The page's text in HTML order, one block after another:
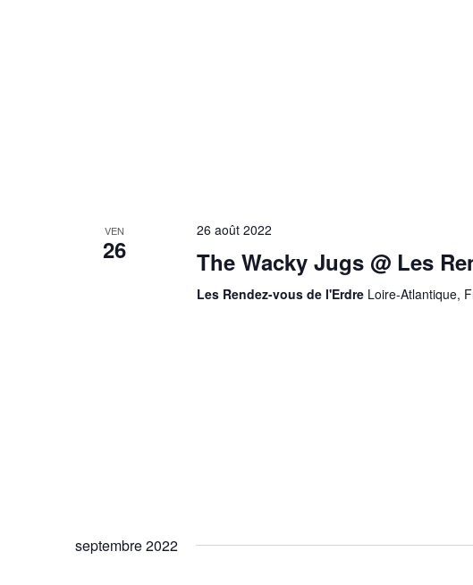
VEN
26
26 août 2022
The Wacky Jugs @ Les
Les Rendez-vous de l'Erdre Loire-Atlantique,
septembre 2022